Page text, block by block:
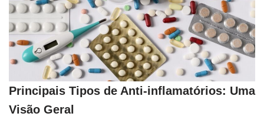
Principais Tipos de Anti-inflamatórios: Uma
Visão Geral